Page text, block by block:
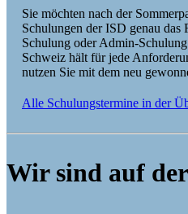
Sie möchten nach der
Schulungen der ISD genau
Schulung oder Admin-
Schweiz hält für jede
nutzen Sie mit dem neu
Alle Schulungstermine in der
Wir sind auf